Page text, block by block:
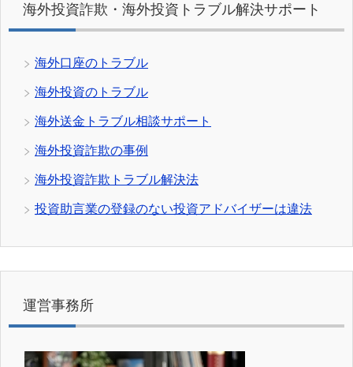
海外投資詐欺・海外投資トラブル解決サポート
海外口座のトラブル
海外投資のトラブル
海外送金トラブル相談サポート
海外投資詐欺の事例
海外投資詐欺トラブル解決法
投資助言業の登録のない投資アドバイザーは違法
運営事務所